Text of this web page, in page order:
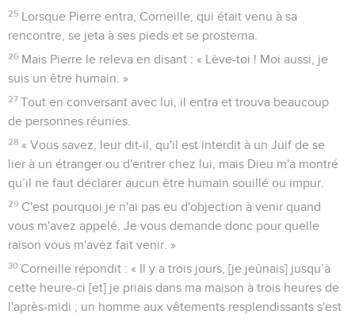
25 Lorsque Pierre entra, Corneille, qui était venu à sa
rencontre, se jeta à ses pieds et se prosterna.
26 Mais Pierre le releva en disant : « Lève-toi ! Moi aussi, je
suis un être humain. »
27 Tout en conversant avec lui, il entra et trouva beaucoup
de personnes réunies.
28 « Vous savez, leur dit-il, qu'il est interdit à un Juif de se
lier à un étranger ou d'entrer chez lui, mais Dieu m'a montré
qu’il ne faut déclarer aucun être humain souillé ou impur.
29 C'est pourquoi je n'ai pas eu d'objection à venir quand
vous m'avez appelé. Je vous demande donc pour quelle
raison vous m'avez fait venir. »
30 Corneille répondit : « Il y a trois jours, [je jeûnais] jusqu’à
cette heure-ci [et] je priais dans ma maison à trois heures de
l'après-midi ; un homme aux vêtements resplendissants s'est